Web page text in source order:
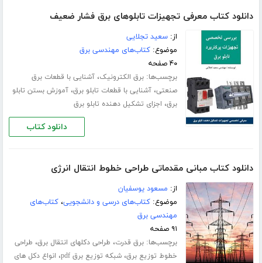
دانلود کتاب معرفی تجهیزات تابلوهای برق فشار ضعیف
از:سعید تجلایی
موضوع:کتاب‌های مهندسی برق
۴۰ صفحه
برچسب‌ها:برق الکترونیک،آشنایی با قطعات برق
صنعتی،آشنایی با قطعات تابلو برق،آموزش بستن تابلو
برق، اجزای تشکیل دهنده تابلو برق
دانلود کتاب
دانلود کتاب مبانی مقدماتی طراحی خطوط انتقال انرژی
از: مسعود یوسفیان
موضوع:کتاب‌های درسی و دانشجویی،کتاب‌های
مهندسی برق
۹۱ صفحه
برچسب‌ها:برق قدرت، طراحی دکلهای انتقال برق، طراحی
خطوط توزیع برق،شبکه توزیع برق pdf ، انواع دکل های